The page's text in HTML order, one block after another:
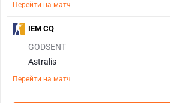
Перейти на матч
GODSENT
Astralis
Перейти на матч
IEM CQ